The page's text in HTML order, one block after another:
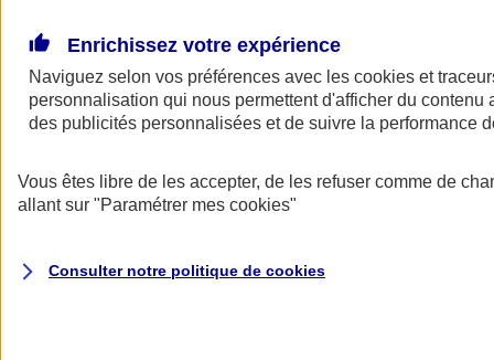
AXA Assurance
Enrichissez votre expérience
Naviguez selon vos préférences avec les cookies et
personnalisation qui nous permettent d'afficher du contenu
des publicités personnalisées et de suivre la performance
Vous êtes libre de les accepter, de les refuser comme de
allant sur "Paramétrer mes cookies"
Consulter notre politique de cookies